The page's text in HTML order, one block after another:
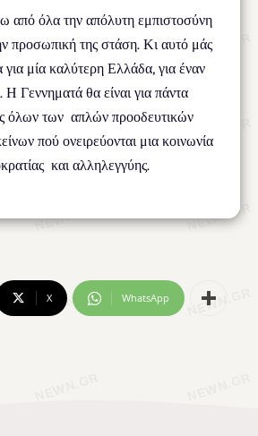
από όλα την απόλυτη εμπιστοσύνη
προσωπική της στάση. Κι αυτό μάς
για μία καλύτερη Ελλάδα, για έναν
Η Γεννηματά θα είναι για πάντα
όλων των απλών προοδευτικών
πού ονειρεύονται μια κοινωνία
και αλληλεγγύης.
X WhatsApp